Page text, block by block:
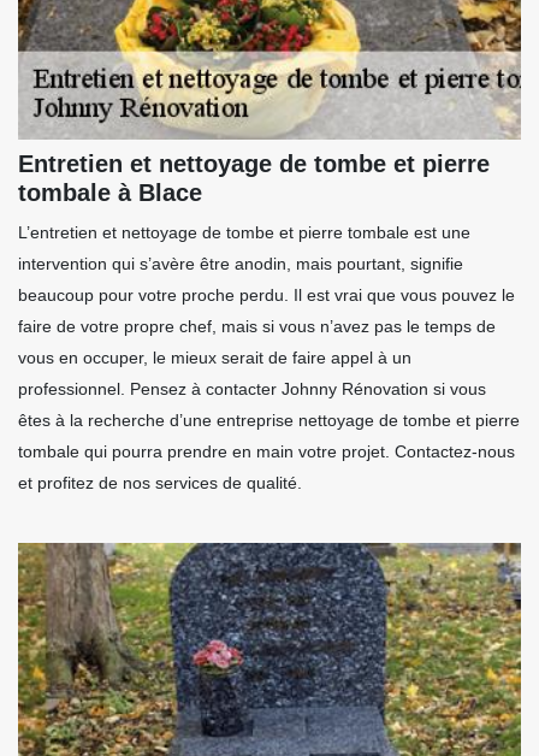
Entretien et nettoyage de tombe et pierre
tombale à Blace
L’entretien et nettoyage de tombe et pierre tombale est une
intervention qui s’avère être anodin, mais pourtant, signifie
beaucoup pour votre proche perdu. Il est vrai que vous pouvez le
faire de votre propre chef, mais si vous n’avez pas le temps de
vous en occuper, le mieux serait de faire appel à un
professionnel. Pensez à contacter Johnny Rénovation si vous
êtes à la recherche d’une entreprise nettoyage de tombe et pierre
tombale qui pourra prendre en main votre projet. Contactez-nous
et profitez de nos services de qualité.